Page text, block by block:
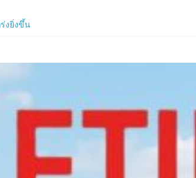
1,111 ครั้ง!
ยิ่งขึ้น